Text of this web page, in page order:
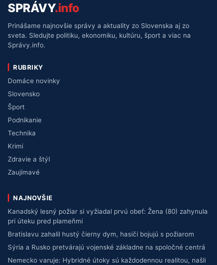
SPRÁVY.info
Prinášame najnovšie správy a aktuality zo Slovenska aj zo
sveta. Sledujte politiku, ekonomiku, kultúru, šport a viac na
Správy.info.
RUBRIKY
Domáce novinky
Slovensko
Šport
Podnikanie
Technika
Krimi
Zdravie a štýl
Zaujímavé
NAJNOVŠIE
Kanadský lesný požiar si vyžiadal prvú obeť: Žena (80) zahynula
pri úteku pred plameňmi
Bratislavu zahalil hustý čierny dym, hasiči bojujú s požiarom
Sýria a Rusko pretvárajú vojenské základne na spoločné centrá
Nemecko varuje: Hybridné útoky sú každodennou realitou, našli